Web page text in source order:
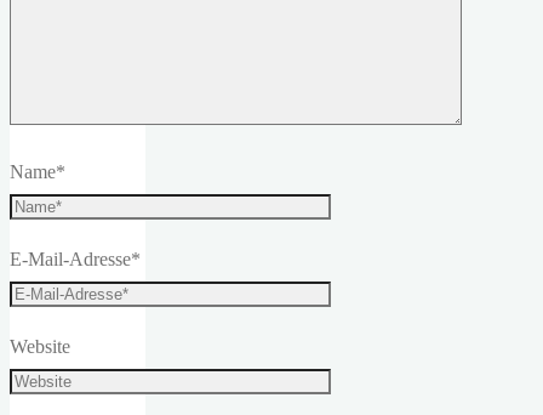
Name*
E-Mail-Adresse*
Website